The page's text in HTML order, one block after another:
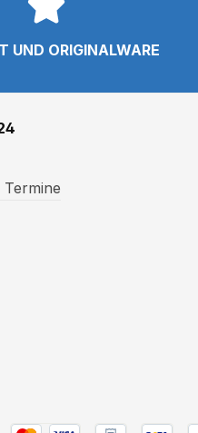
UND ORIGINALWARE